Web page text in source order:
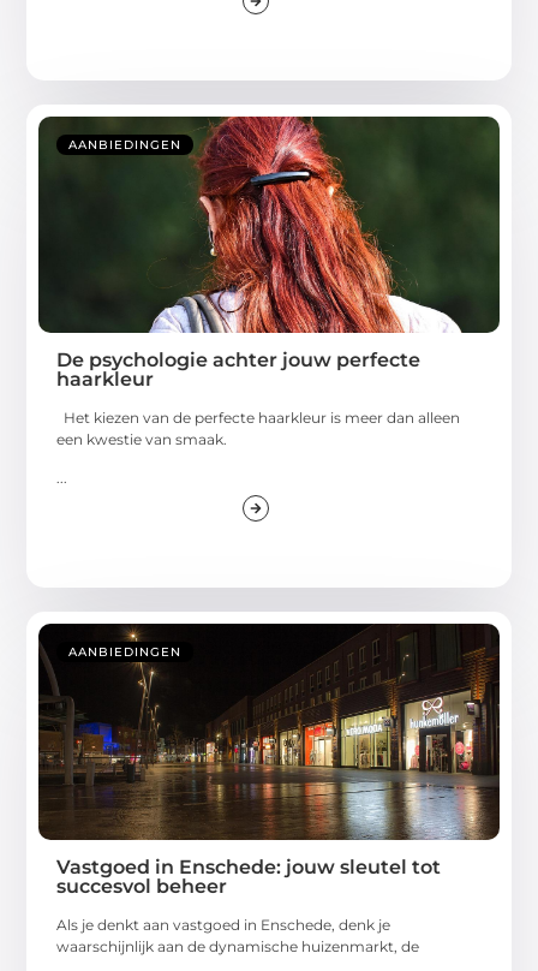
AANBIEDINGEN
De psychologie achter jouw perfecte
haarkleur
Het kiezen van de perfecte haarkleur is meer dan alleen
een kwestie van smaak.
...
AANBIEDINGEN
Vastgoed in Enschede: jouw sleutel tot
succesvol beheer
Als je denkt aan vastgoed in Enschede, denk je
waarschijnlijk aan de dynamische huizenmarkt, de